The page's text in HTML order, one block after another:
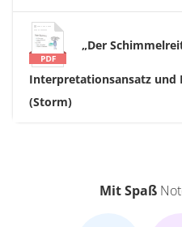
„Der
Interpretationsansatz und
(Storm)
Mit Spaß